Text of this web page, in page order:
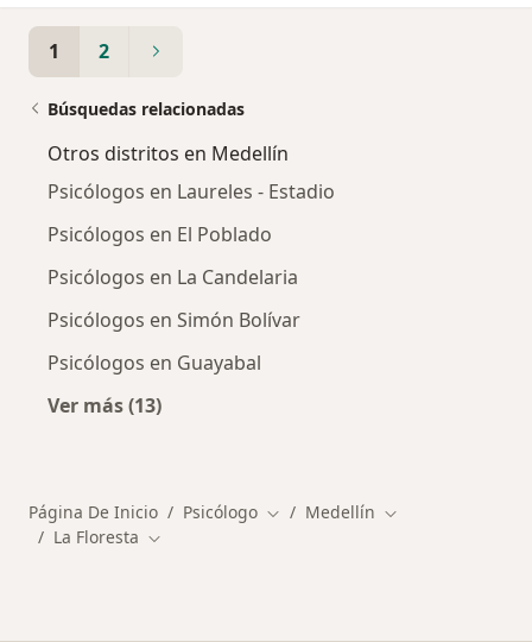
1 2
Búsquedas relacionadas
Otros distritos en Medellín
Psicólogos en Laureles - Estadio
Psicólogos en El Poblado
Psicólogos en La Candelaria
Psicólogos en Simón Bolívar
Psicólogos en Guayabal
Ver más (13)
Página De Inicio Psicólogo Cambiar de ciudad
Medellín Cambiar de
La Floresta Cambiar de ciudad